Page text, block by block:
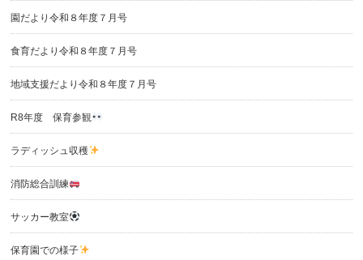
園だより令和８年度７月号
食育だより令和８年度７月号
地域支援だより令和８年度７月号
R8年度 保育参観
ラディッシュ収穫
消防総合訓練
サッカー教室
保育園での様子